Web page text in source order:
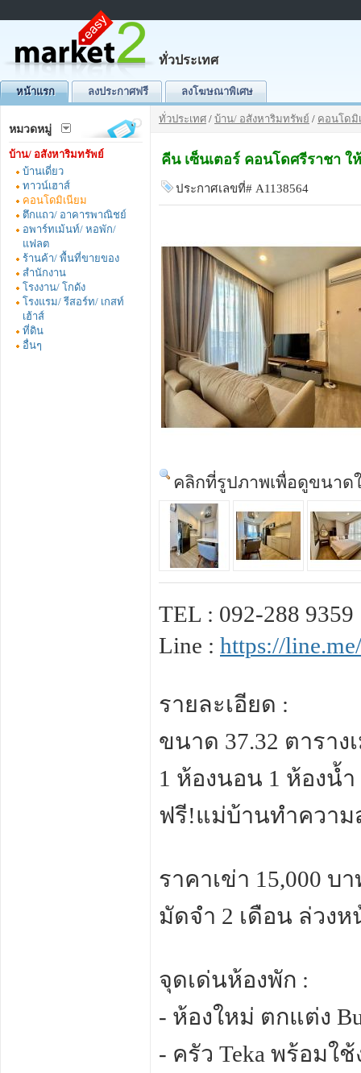
ทั่วประเทศ
หน้าแรก ลงประกาศฟรี ลงโฆษณาพิเศษ
หมวดหมู่
บ้าน/ อสังหาริมทรัพย์
บ้านเดี่ยว
ทาวน์เฮาส์
คอนโดมิเนียม
ตึกแถว/ อาคารพาณิชย์
อพาร์ทเม้นท์/ หอพัก/
แฟลต
ร้านค้า/ พื้นที่ขายของ
สำนักงาน
โรงงาน/ โกดัง
โรงแรม/ รีสอร์ท/ เกสท์
เฮ้าส์
ที่ดิน
อื่นๆ
ทั่วประเทศ / บ้าน/ อสังหาริมทรัพย์ / คอนโดมิ
คีน เซ็นเตอร์ คอนโดศรีราชา ใ
ประกาศเลขที่# A1138564
คลิกที่รูปภาพเพื่อดูขนาด
TEL : 092-288
Line : https://
รายละเอียด :
ขนาด 37.32 ตาราง
1 ห้องนอน 1 ห้องน้ำ
ฟรี!แม่บ้านทำความ
ราคาเข่า 15,000
มัดจำ 2 เดือน ล่วงห
จุดเด่นห้องพัก :
- ห้องใหม่ ตกแต่ง
- ครัว Teka พร้อมใ